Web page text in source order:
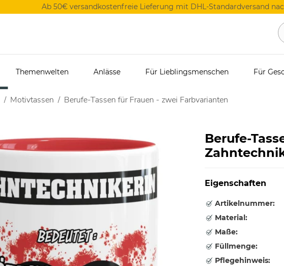
Ab 50€ versandkostenfreie Lieferung mit DHL-Standardversand
Themenwelten Anlässe Für Lieblingsmenschen Für
Motivtassen Berufe-Tassen für Frauen - zwei Farbvarianten
Berufe-
Eigenschaften
Artikelnummer:
Material:
Maße:
Füllmenge:
Pflegehinweis: